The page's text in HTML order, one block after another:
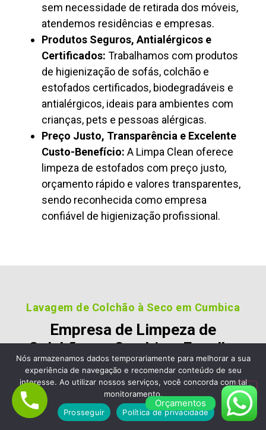
sem necessidade de retirada dos móveis,
atendemos residências e empresas.
Produtos Seguros, Antialérgicos e
Certificados: Trabalhamos com produtos
de higienização de sofás, colchão e
estofados certificados, biodegradáveis e
antialérgicos, ideais para ambientes com
crianças, pets e pessoas alérgicas.
Preço Justo, Transparência e Excelente
Custo-Benefício: A Limpa Clean oferece
limpeza de estofados com preço justo,
orçamento rápido e valores transparentes,
sendo reconhecida como empresa
confiável de higienização profissional.
Lavagem de Colchão à Seco em Cumbica
Empresa de Limpeza de
Colchão em Cumbica, Escolha
a Limpa Clean Limpeza de
Estofados e Sofá
Nossos clientes são fiéis pois gostara dos nossos
serviços e nos recomendam, veja alguns desses
Orçamentos
Nós armazenamos dados temporariamente para melhorar a sua
experiência de navegação e recomendar conteúdo de seu
interesse. Ao utilizar nossos serviços, você concorda com tal
monitoramento.
Prosseguir
Política de privacidade